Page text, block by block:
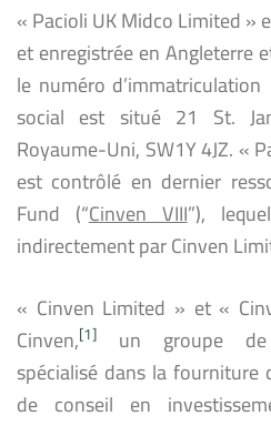
« Pacioli UK Midco Limited »
et enregistrée en Angleterre
le numéro
social est situé 21 St.
Royaume-Uni, SW1Y 4JZ. «
est contrôlé en dernier
Fund (“Cinven VIII”),
indirectement par Cinven
« Cinven Limited » et «
Cinven,[1]
un groupe de
spécialisé dans la
de conseil en